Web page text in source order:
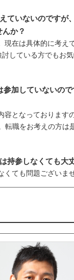
ていないのですが
んか？
現在は具体的に考え
している方でもお
参加していないの
容となっております
転職をお考えの方は
持参しなくても大
ても問題ございませ